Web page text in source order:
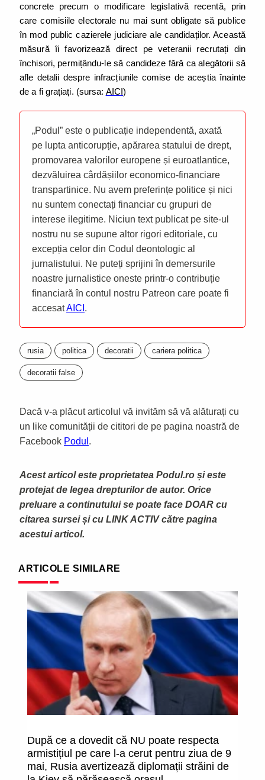
concrete precum o modificare legislativă recentă, prin
care comisiile electorale nu mai sunt obligate să publice
în mod public cazierele judiciare ale candidaților. Această
măsură îi favorizează direct pe veteranii recrutați din
închisori, permițându-le să candideze fără ca alegătorii să
afle detalii despre infracțiunile comise de aceștia înainte
de a fi grațiați. (sursa: AICI)
„Podul” este o publicație independentă, axată
pe lupta anticorupție, apărarea statului de drept,
promovarea valorilor europene și euroatlantice,
dezvăluirea cârdășiilor economico-financiare
transpartinice. Nu avem preferințe politice și nici
nu suntem conectați financiar cu grupuri de
interese ilegitime. Niciun text publicat pe site-ul
nostru nu se supune altor rigori editoriale, cu
excepția celor din Codul deontologic al
jurnalistului. Ne puteți sprijini în demersurile
noastre jurnalistice oneste printr-o contribuție
financiară în contul nostru Patreon care poate fi
accesatAICI .
rusia politica decoratii cariera politica
decoratii false
Dacă v-a plăcut articolul vă invităm să vă alăturați cu
un like comunității de cititori de pe pagina noastră de
Facebook Podul .
Acest articol este proprietatea Podul.ro și este
protejat de legea drepturilor de autor. Orice
preluare a continutului se poate face DOAR cu
citarea sursei și cu LINK ACTIV către pagina
acestui articol.
ARTICOLE SIMILARE
După ce a dovedit că NU poate respecta
armistițiul pe care l-a cerut pentru ziua de 9
mai, Rusia avertizează diplomații străini de